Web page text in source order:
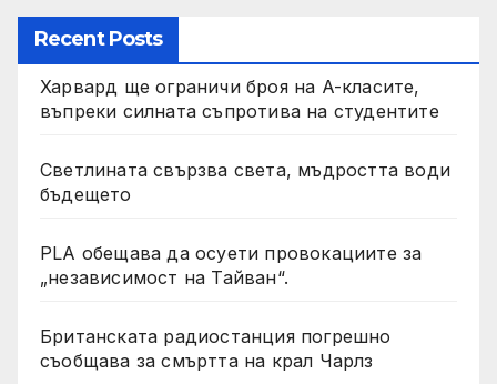
Recent Posts
Харвард ще ограничи броя на A-класите,
въпреки силната съпротива на студентите
Светлината свързва света, мъдростта води
бъдещето
PLA обещава да осуети провокациите за
„независимост на Тайван“.
Британската радиостанция погрешно
съобщава за смъртта на крал Чарлз